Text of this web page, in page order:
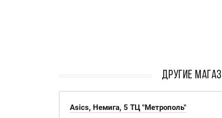
ДРУГИЕ
Asics, Немига, 5 ТЦ "Метрополь"